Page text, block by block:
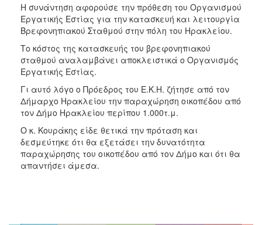
2011
2010
2006
ΤΟΠΟΣ
ΠΟΛΙΤΙΣΜΟΣ
ΑΝΘΕΚΤΙΚΗ
Η συνάντηση αφορούσε την πρόθεση του Οργανισμού
Εργατικής Εστίας για την κατασκευή και λειτουργία
Βρεφονηπιακού Σταθμού στην πόλη του Ηρακλείου.
Το κόστος της κατασκευής του βρεφονηπιακού
σταθμού αναλαμβάνει αποκλειστικά ο Οργανισμός
Εργατικής Εστίας.
Γι αυτό λόγο ο Πρόεδρος του Ε.Κ.Η. ζήτησε από τον
Δήμαρχο Ηρακλείου την παραχώρηση οικοπέδου από
τον Δήμο Ηρακλείου περίπου 1.000τ.μ.
Ο κ. Κουράκης είδε θετικά την πρόταση και
δεσμεύτηκε ότι θα εξετάσει την δυνατότητα
παραχώρησης του οικοπέδου από τον Δήμο και ότι θα
απαντήσει άμεσα.